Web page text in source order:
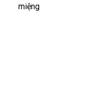
miệng